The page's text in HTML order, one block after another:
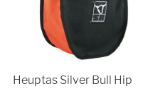
Heuptas Silver Bull Hip